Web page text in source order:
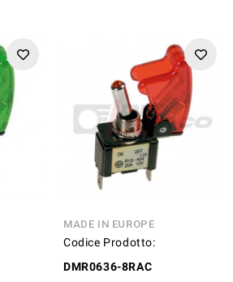
MADE IN EUROPE
Codice Prodotto:
DMR0636-8RAC